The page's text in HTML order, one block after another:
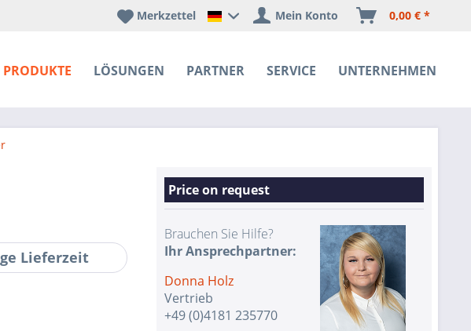
PRODUKTE LÖSUNGEN PARTNER SERVICE UNTERNEHMEN
Happyware Deutschland
Merkzettel Mein Konto 0,00 € *
Lieferzeit
Price on request
Brauchen Sie Hilfe?
Ihr Ansprechpartner:
Donna Holz
Vertrieb
+49 (0)4181 235770